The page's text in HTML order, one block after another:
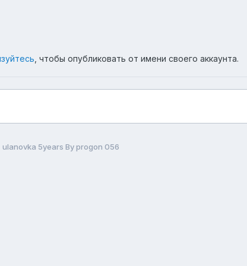
, чтобы опубликовать от имени своего аккаунта.
ulanovka 5years By progon 056